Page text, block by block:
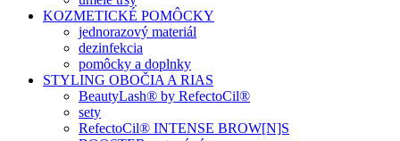
KOZMETICKÉ POMÔCKY
jednorazový materiál
dezinfekcia
pomôcky a doplnky
STYLING OBOČIA A RIAS
BeautyLash® by RefectoCil®
sety
RefectoCil® INTENSE BROW[N]S